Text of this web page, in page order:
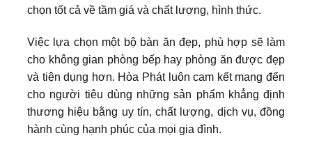
chọn tốt cả về tầm giá và chất lượng, hình thức.
Việc lựa chọn một bộ bàn ăn đẹp, phù hợp sẽ làm
cho không gian phòng bếp hay phòng ăn được đẹp
và tiện dụng hơn. Hòa Phát luôn cam kết mang đến
cho người tiêu dùng những sản phẩm khẳng định
thương hiệu bằng uy tín, chất lượng, dịch vụ, đồng
hành cùng hạnh phúc của mọi gia đình.